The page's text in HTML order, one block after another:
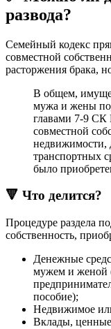
развода?
Семейный кодекс
совместной
расторжения брака,
В общем,
мужа и жены
главами 7-9 СК
совместной
недвижимости,
транспортных
было
🔻 Что делится?
Процедуре раздела
собственность,
Денежные
мужем и женой
пособие);
Недвижимое
Вклады, ценные